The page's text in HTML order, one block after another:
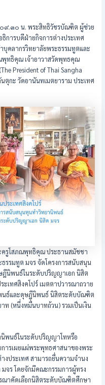
๙.๓๐ น. พระสิทธิวัชรบัณฑิต ผู้ช่วย
ธิการบดีฝ่ายกิจการต่างประเทศ
คลากรวิทยาลัยพระธรรมทูตและ
พุทธิคุณ เจ้าอาวาสวัดพุทธคุณ
President of Thai Sangha
ตุกะ วัดอานันทเมตยาราม ประเทศ
ครูโสภณพุทธิคุณ ประธานสมัชชา
ธรรมทูต มจร จัดโครงการสนับสนุน
นิพนธ์ในระดับปริญญาเอก นิสิต
เทศสิงคโปร์ เมตตาปวารณาถวาย
นธ์และดุษฎีนิพนธ์ นิสิตระดับบัณฑิต
(หนึ่งหมื่นบาทถ้วน) รวมเป็นเงิน
พนธ์ในระดับปริญญาโทหรือ
รเผยแผ่พระพุทธศาสนาของพระ
ประเทศ สามารถยื่นความจำนง
จร โดยจักมีคณะกรรมการผู้ทรง
าคัดเลือกนิสิตระดับบัณฑิตศึกษา